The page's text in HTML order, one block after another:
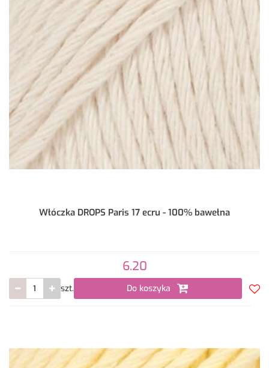
Włóczka DROPS Paris 17 ecru - 100% bawełna
6.20
szt. Do koszyka